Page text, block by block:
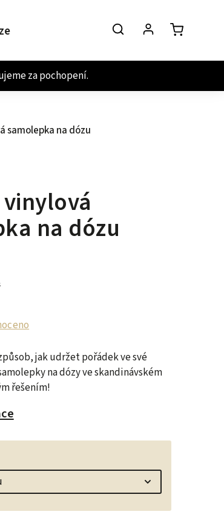
samolepka na dózu
na dózu
jak udržet pořádek ve své
na dózy ve skandinávském
řešením!